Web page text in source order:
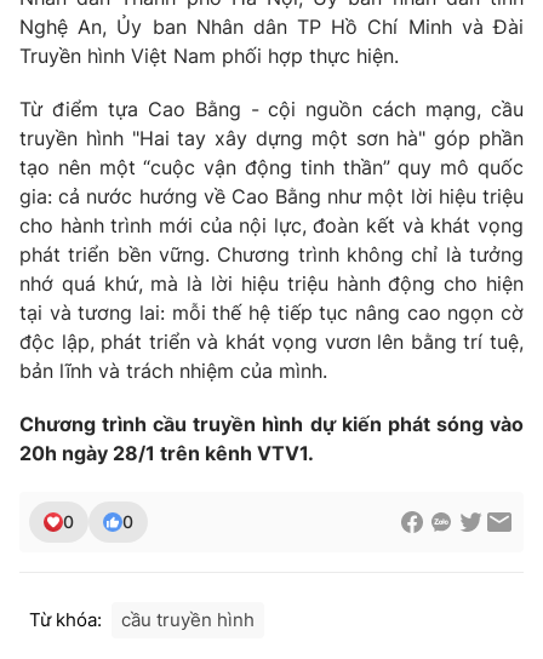
Nghệ An, Ủy ban Nhân dân TP Hồ Chí Minh và Đài
Truyền hình Việt Nam phối hợp thực hiện.
Từ điểm tựa Cao Bằng - cội nguồn cách mạng, cầu
truyền hình "Hai tay xây dựng một sơn hà" góp phần
tạo nên một “cuộc vận động tinh thần” quy mô quốc
gia: cả nước hướng về Cao Bằng như một lời hiệu triệu
cho hành trình mới của nội lực, đoàn kết và khát vọng
phát triển bền vững. Chương trình không chỉ là tưởng
nhớ quá khứ, mà là lời hiệu triệu hành động cho hiện
tại và tương lai: mỗi thế hệ tiếp tục nâng cao ngọn cờ
độc lập, phát triển và khát vọng vươn lên bằng trí tuệ,
bản lĩnh và trách nhiệm của mình.
Chương trình cầu truyền hình dự kiến phát sóng vào
20h ngày 28/1 trên kênh VTV1.
0 0
Từ khóa: cầu truyền hình